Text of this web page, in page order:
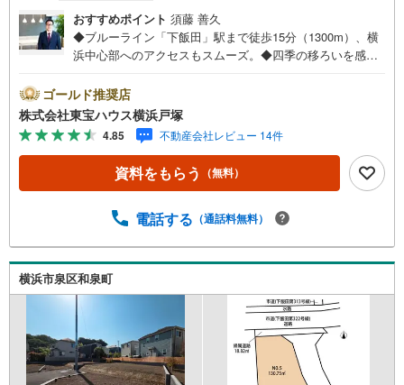
おすすめポイント 須藤 善久
◆ブルーライン「下飯田」駅まで徒歩15分（1300m）、横
浜中心部へのアクセスもスムーズ。◆四季の移ろいを感じ
◆都会の喧騒から離れた穏やかなロケーションで、家族と
の時間を何より大切に。◆周辺は自然が残る閑静な住宅
街、毎日の暮らしに癒やしと安心をプラスします。＝＝＝
＝＝＝＝＝＝＝＝＝＝＝＝＝＝＝＝＝【東宝ハウス横浜戸
塚】提携銀行 じぶん銀行利用可 *がん100％保証団信＋全疾
病保障付き＝＝＝＝＝＝＝＝＝＝＝＝＝＝＝＝＝＝＝＝○現
学・ご相談が可能です。9:00～21:00まで。ご自宅へお迎
い。○FPによるライフプランのシミュレーションライフプ
ランにあった資金計画や、住宅ローンのご相談など。○キッ
ズスペースもご用意しております○お車の無料提携駐車場が
ございます詳しくは営業スタッフよりお伝えさせて頂きま
す。なんでもお気軽にお申し付けくださいませ。
ゴールド推奨店
株式会社東宝ハウス横浜戸塚
4.85 不動産会社レビュー 14件
資料をもらう （無料）
電話する （通話料無料）
横浜市泉区和泉町